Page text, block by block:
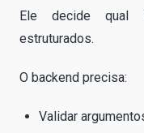
Ele decide qual
estruturados.
O backend precisa:
Validar